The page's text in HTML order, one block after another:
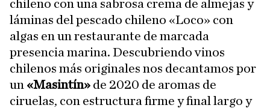
chileno con una sabrosa crema de almejas y
láminas del pescado chileno «Loco» con
algas en un restaurante de marcada
presencia marina. Descubriendo vinos
chilenos más originales nos decantamos por
un «Masintín» de 2020 de aromas de
ciruelas, con estructura firme y final largo y